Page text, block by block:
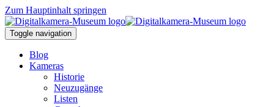
Zum Hauptinhalt springen
Toggle navigation
Blog
Kameras
Historie
Neuzugänge
Listen